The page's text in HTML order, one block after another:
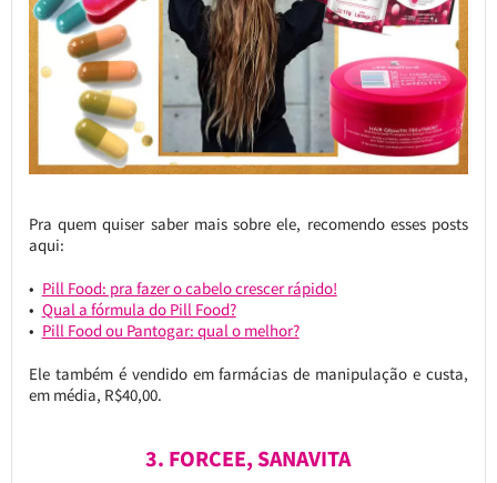
Pra quem quiser saber mais sobre ele, recomendo esses posts
aqui:
Pill Food: pra fazer o cabelo crescer rápido!
Qual a fórmula do Pill Food?
Pill Food ou Pantogar: qual o melhor?
Ele também é vendido em farmácias de manipulação e custa,
em média, R$40,00.
3. FORCEE, SANAVITA